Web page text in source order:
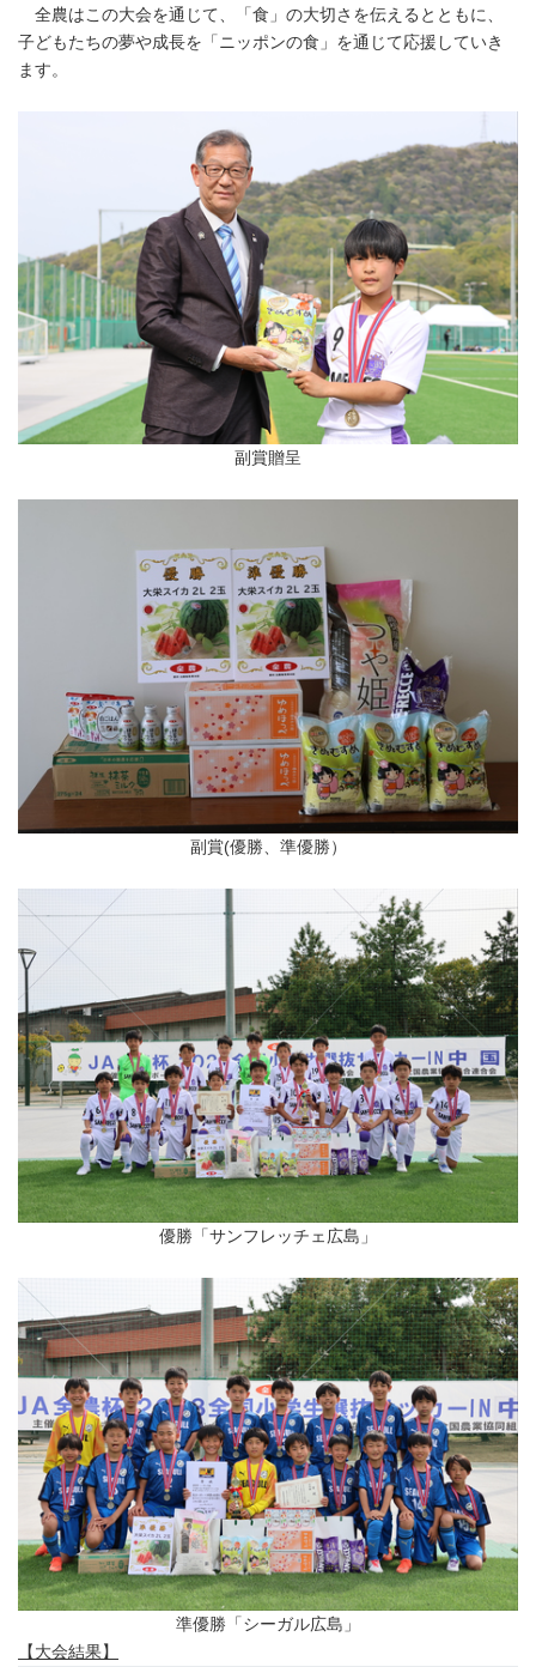
全農はこの大会を通じて、「食」の大切さを伝えるとともに、
子どもたちの夢や成長を「ニッポンの食」を通じて応援していき
ます。
副賞贈呈
副賞(優勝、準優勝）
優勝「サンフレッチェ広島」
準優勝「シーガル広島」
【大会結果】